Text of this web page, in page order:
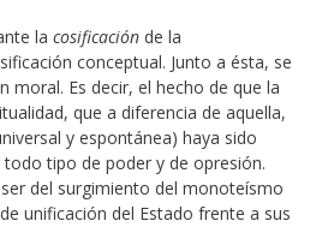
la cosificación de la
conceptual. Junto a ésta, se
moral. Es decir, el hecho de que la
que a diferencia de aquella,
y espontánea) haya sido
tipo de poder y de opresión.
del surgimiento del monoteísmo
unificación del Estado frente a sus